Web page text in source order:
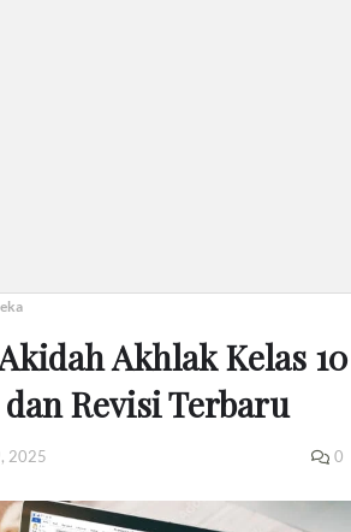
Akhlak Kelas 10
Revisi Terbaru
2025 0